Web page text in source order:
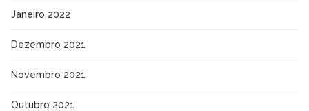
Janeiro 2022
Dezembro 2021
Novembro 2021
Outubro 2021